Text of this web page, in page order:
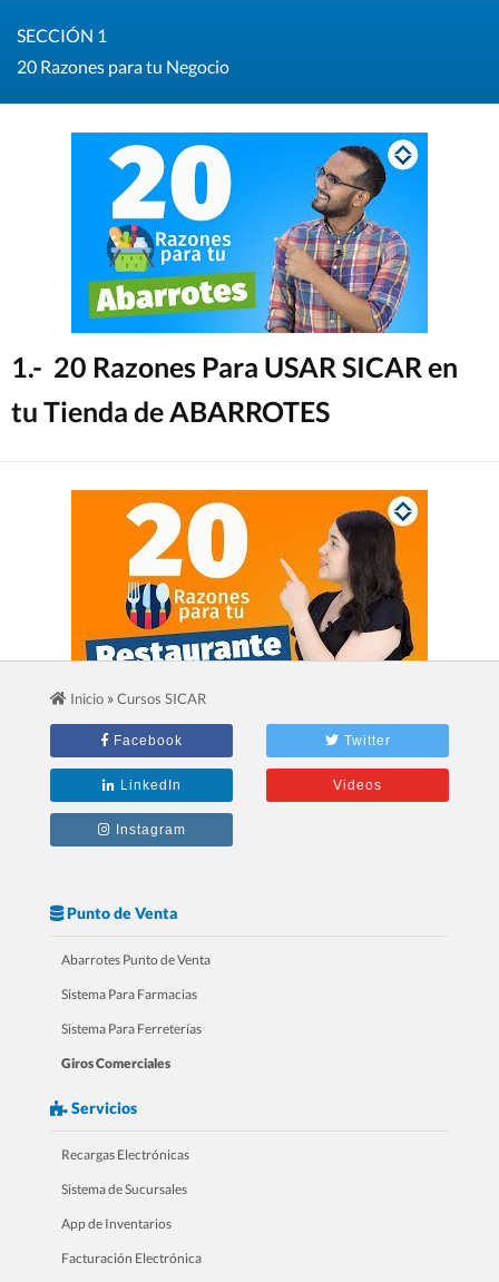
SECCIÓN 1
20 Razones para tu Negocio
1.- 20 Razones Para USAR SICAR en
tu Tienda de ABARROTES
2.- 20 Razones Para USAR SICAR en
tu RESTAURANTE
tu FARMACIA
Inicio »Cursos SICAR
Facebook Twitter
LinkedIn Videos
Instagram
Punto de Venta
Abarrotes Punto de Venta
Sistema Para Farmacias
Sistema Para Ferreterías
Giros Comerciales
Servicios
Recargas Electrónicas
Sistema de Sucursales
App de Inventarios
Facturación Electrónica